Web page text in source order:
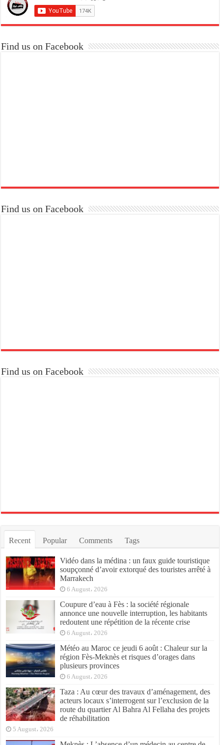
Find us on Facebook
Find us on Facebook
Find us on Facebook
Recent Popular Comments Tags
Vidéo dans la médina : un faux guide touristique
soupçonné d’avoir extorqué des touristes arrêté à
Marrakech
6 August، 2026
Coupure d’eau à Fès : la société régionale
annonce une nouvelle interruption, les habitants
redoutent une répétition de la récente crise
6 August، 2026
Météo au Maroc ce jeudi 6 août : Chaleur sur la
région Fès-Meknès et risques d’orages dans
plusieurs provinces
6 August، 2026
Taza : Au cœur des travaux d’aménagement, des
acteurs locaux s’interrogent sur l’exclusion de la
route du quartier Al Bahra Al Fellaha des projets
de réhabilitation
5 August، 2026